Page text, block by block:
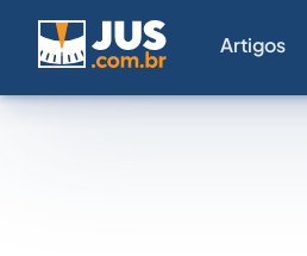
Artigos